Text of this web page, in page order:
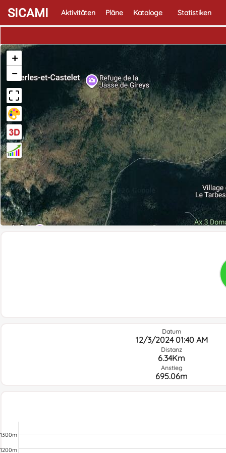
SICAMI Aktivitäten Pläne Kataloge Statistiken
+
−
Datum
12/3/2024 01:40 AM
Distanz
6.34Km
Anstieg
695.06m
1200m
1300m